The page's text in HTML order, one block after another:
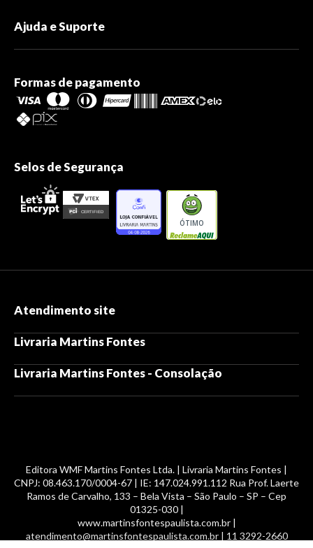
Ajuda e Suporte
Formas de pagamento
Selos de Segurança
ÓTIMO
Atendimento site
Livraria Martins Fontes
Livraria Martins Fontes - Consolação
Editora WMF Martins Fontes Ltda. | Livraria Martins Fontes |
CNPJ: 08.463.170/0004-67 | IE: 147.024.991.112 Rua Prof. Laerte
Ramos de Carvalho, 133 – Bela Vista – São Paulo – SP – Cep
01325-030 |
www.martinsfontespaulista.com.br |
atendimento@martinsfontespaulista.com.br | 11 3292-2660